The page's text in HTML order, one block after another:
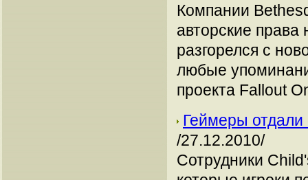
Компании
авторские
разгорелся с
любые
проекта Fallout
Геймеры отдали
/27.12.2010/
Сотрудники